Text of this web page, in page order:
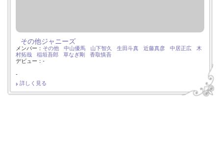
その他ジャニーズ
メンバー： その他 中山優馬 山下智久 生田斗真 近藤真彦 中居正広
木
村拓哉
稲垣吾郎 草なぎ剛
香取慎吾
デビュー：-
-
詳しく見る